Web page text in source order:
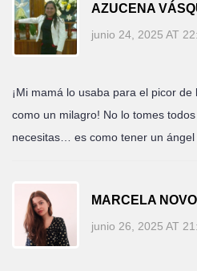
AZUCENA
junio 24, 2025 AT
¡Mi mamá lo usaba para el picor
como un milagro! No lo tomes
necesitas… es como tener un ángel
MARCELA
junio 26, 2025 AT